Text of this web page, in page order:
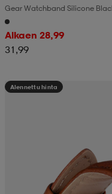
Gear Watchband Silicone
Alkaen 28,99
31,99
Alennettu hinta